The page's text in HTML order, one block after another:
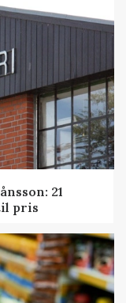
21
pris